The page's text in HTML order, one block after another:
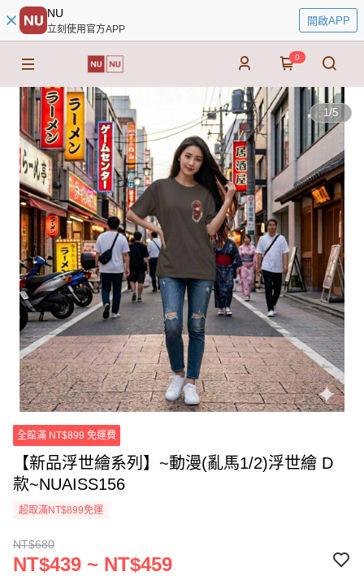
NU
立刻使用官方APP
開啟APP
0
1/5
全館滿 NT$899 免運費
【新品浮世繪系列】~動漫(亂馬1/2)浮世繪 D
款~NUAISS156
超取滿NT$899免運
NT$680
NT$439 ~ NT$459